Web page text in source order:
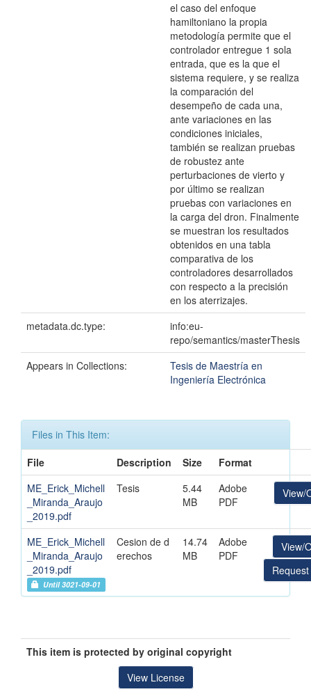
el caso del enfoque
hamiltoniano la propia
metodología permite que el
controlador entregue 1 sola
entrada, que es la que el
sistema requiere, y se realiza
la comparación del
desempeño de cada una,
ante variaciones en las
condiciones iniciales,
también se realizan pruebas
de robustez ante
perturbaciones de vierto y
por último se realizan
pruebas con variaciones en
la carga del dron. Finalmente
se muestran los resultados
obtenidos en una tabla
comparativa de los
controladores desarrollados
con respecto a la precisión
en los aterrizajes.
metadata.dc.type:
info:eu-
repo/semantics/masterThesis
Appears in Collections:
Tesis de Maestría en
Ingeniería Electrónica
Files in This Item:
File
Description Size
Format
ME_Erick_Michell
_Miranda_Araujo
_2019.pdf
Tesis
5.44
MB
Adobe
PDF
View/
ME_Erick_Michell
_Miranda_Araujo
_2019.pdf
Until 3021-09-01
Cesion de d
erechos
14.74
MB
Adobe
PDF
View/
This item is protected by original copyright
View License